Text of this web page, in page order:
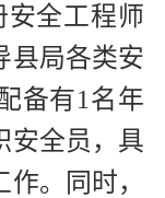
安全工程师
县局各类安
备有1名年
安全员，具
。同时，